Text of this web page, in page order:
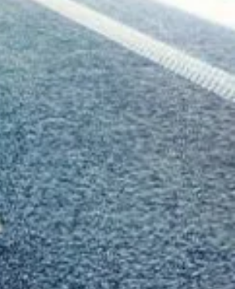
42 postări
postări
postări
postări
postări